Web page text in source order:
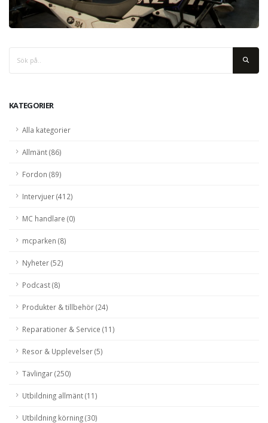
KATEGORIER
Alla kategorier
Allmänt (86)
Fordon (89)
Intervjuer (412)
MC handlare (0)
mcparken (8)
Nyheter (52)
Podcast (8)
Produkter & tillbehör (24)
Reparationer & Service (11)
Resor & Upplevelser (5)
Tävlingar (250)
Utbildning allmänt (11)
Utbildning körning (30)